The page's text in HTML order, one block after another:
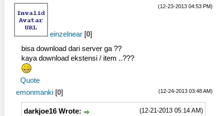
(12-23-2013 04:53 PM)
einzelnear [0]
bisa download dari server ga ??
kaya download ekstensi / item ..???
Quote
(12-24-2013 03:48 AM)
emonmanki [0]
(12-21-2013 05:14 AM)
darkjoe16 Wrote: